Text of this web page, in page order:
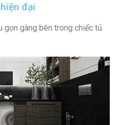
đại
gàng bên trong chiếc tủ